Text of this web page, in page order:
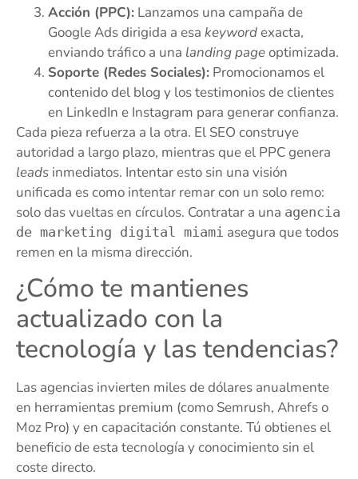
Acción (PPC): Lanzamos una campaña de
Google Ads dirigida a esa keywordexacta,
enviando tráfico a una landing pageoptimizada.
Soporte (Redes Sociales): Promocionamos el
contenido del blog y los testimonios de clientes
en LinkedIn e Instagram para generar confianza.
Cada pieza refuerza a la otra. El SEO construye
autoridad a largo plazo, mientras que el PPC genera
leads inmediatos. Intentar esto sin una visión
unificada es como intentar remar con un solo remo:
solo das vueltas en círculos. Contratar a una agencia
de marketing digital miami asegura que todos
remen en la misma dirección.
¿Cómo te mantienes
actualizado con la
tecnología y las tendencias?
Las agencias invierten miles de dólares anualmente
en herramientas premium (como Semrush, Ahrefs o
Moz Pro) y en capacitación constante. Tú obtienes el
beneficio de esta tecnología y conocimiento sin el
coste directo.